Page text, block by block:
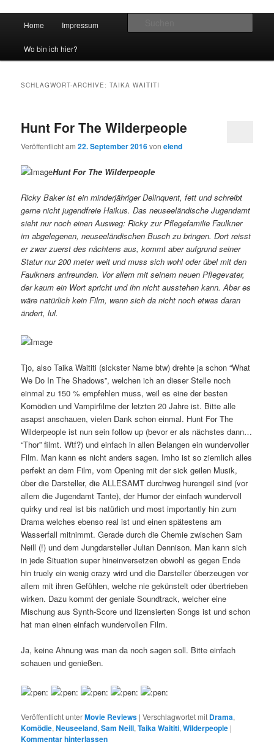
vidgames.de
Zum Inhalt wechseln
Zum sekundären Inhalt wechseln
Home Impressum
Wo bin ich hier?
SCHLAGWORT-ARCHIVE:TAIKA WAITITI
Hunt For The Wilderpeople
Veröffentlicht am22. September 2016vonelend
Hunt For The Wilderpeople
Ricky Baker ist ein minderjähriger Delinquent, fett und schreibt
gerne nicht jugendfreie Haikus. Das neuseeländische Jugendamt
sieht nur noch einen Ausweg: Ricky zur Pflegefamilie Faulkner
im abgelegenen, neuseeländischen Busch zu bringen. Dort reisst
er zwar zuerst des nächtens aus, kommt aber aufgrund seiner
Statur nur 200 meter weit und muss sich wohl oder übel mit den
Faulkners anfreunden. Vor allem mit seinem neuen Pflegevater,
der kaum ein Wort spricht und ihn nicht ausstehen kann. Aber es
wäre natürlich kein Film, wenn sich da nicht noch etwas daran
ändert, lul.
Tjo, also Taika Waititi (sickster Name btw) drehte ja schon “What
We Do In The Shadows”, welchen ich an dieser Stelle noch
einmal zu 150 % empfehlen muss, weil es eine der besten
Komödien und Vampirfilme der letzten 20 Jahre ist. Bitte alle
asapst anschauen, vielen Dank schon einmal. Hunt For The
Wilderpeople ist nun sein follow up (bevor er als nächstes dann…
“Thor” filmt. Wtf?) und einfach in allen Belangen ein wundervoller
Film. Man kann es nicht anders sagen. Imho ist so ziemlich alles
perfekt an dem Film, vom Opening mit der sick geilen Musik,
über die Darsteller, die ALLESAMT durchweg hurengeil sind (vor
allem die Jugendamt Tante), der Humor der einfach wundervoll
quirky und real ist bis natürlich und most importantly hin zum
Drama welches ebenso real ist und einen spätestens am
Wasserfall mitnimmt. Gerade durch die Chemie zwischen Sam
Neill (!) und dem Jungdarsteller Julian Dennison. Man kann sich
in jede Situation super hineinversetzen obwohl es gegen Ende
hin truely ein wenig crazy wird und die Darsteller überzeugen vor
allem mit ihren Gefühlen, welche nie gekünstelt oder übertrieben
wirken. Dazu kommt der geniale Soundtrack, welcher eine
Mischung aus Synth-Score und lizensierten Songs ist und schon
hat man einen einfach wundervollen Film.
Ja, keine Ahnung was man da noch sagen soll. Bitte einfach
schauen und genießen.
Veröffentlicht unterMovie Reviews |Verschlagwortet mit Drama,
Komödie,Neuseeland,Sam Neill,Taika Waititi,Wilderpeople |
Kommentar hinterlassen